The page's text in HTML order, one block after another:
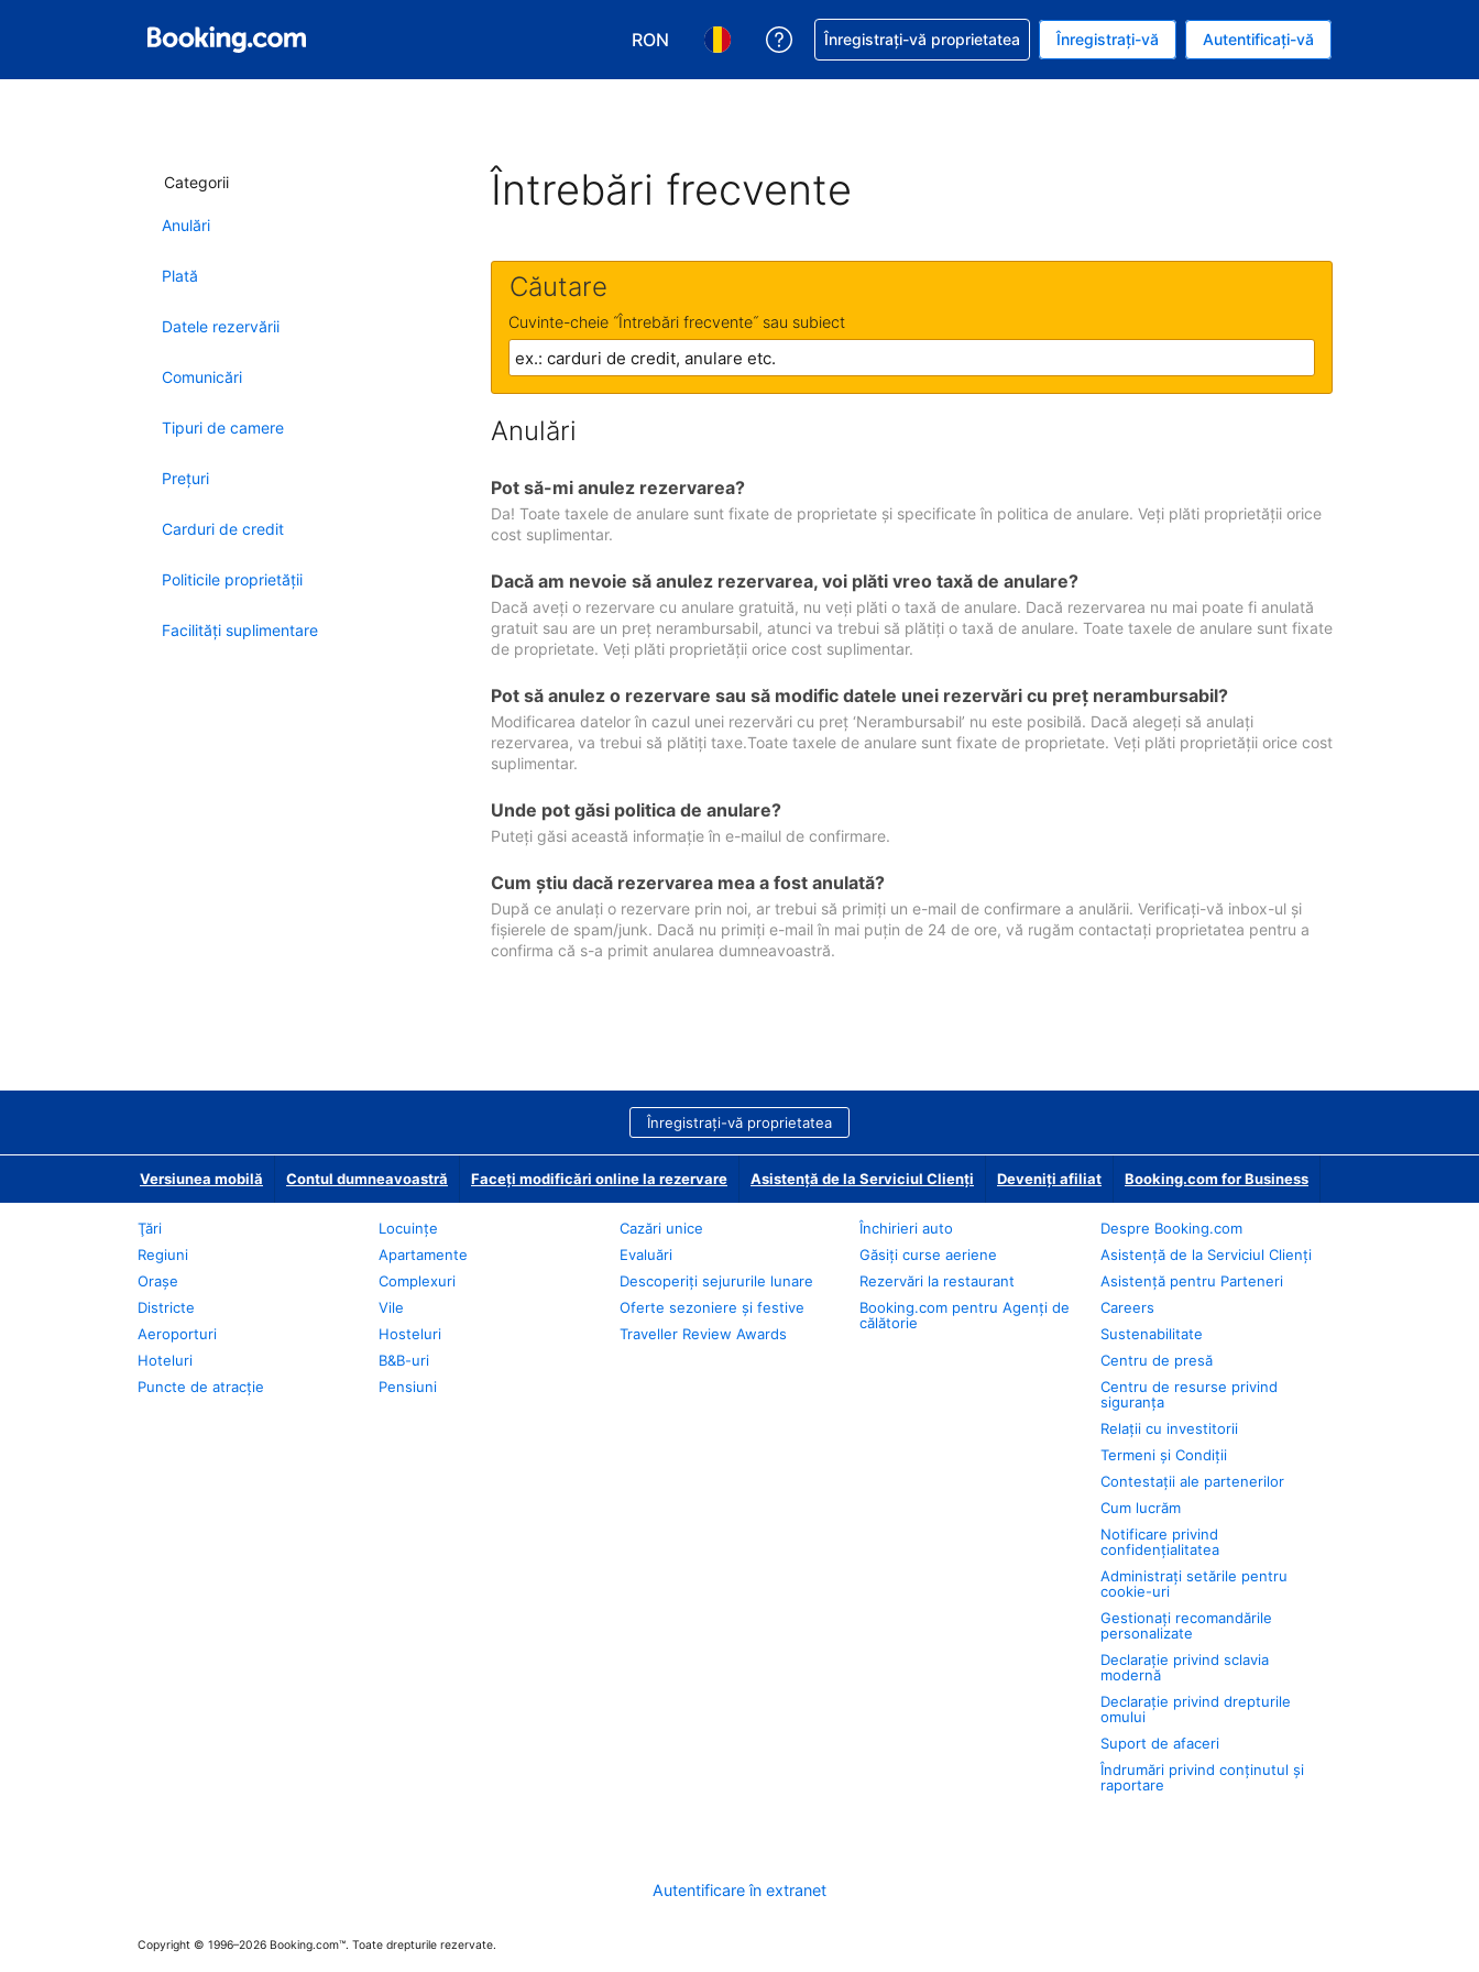
RON
Alegeţi moneda. Moneda actuală este Leu nou românesc
Alegeți limba. Limba actuală este Română
Primiți asistență cu privire la rezervarea dvs.
Înregistrați-vă proprietatea Înregistrați-vă Autentificați-vă
Categorii
Anulări
Plată
Datele rezervării
Comunicări
Tipuri de camere
Preţuri
Carduri de credit
Politicile proprietății
Facilităţi suplimentare
Întrebări frecvente
Căutare
Cuvinte-cheie ˝Întrebări frecvente˝ sau subiect
Anulări
Pot să-mi anulez rezervarea?
Da! Toate taxele de anulare sunt fixate de proprietate și specificate în politica de anulare. Veți plăti proprietății orice
cost suplimentar.
Dacă am nevoie să anulez rezervarea, voi plăti vreo taxă de anulare?
Dacă aveți o rezervare cu anulare gratuită, nu veți plăti o taxă de anulare. Dacă rezervarea nu mai poate fi anulată
gratuit sau are un preț nerambursabil, atunci va trebui să plătiți o taxă de anulare. Toate taxele de anulare sunt fixate
de proprietate. Veți plăti proprietății orice cost suplimentar.
Pot să anulez o rezervare sau să modific datele unei rezervări cu preţ nerambursabil?
Modificarea datelor în cazul unei rezervări cu preț ‘Nerambursabil’ nu este posibilă. Dacă alegeți să anulați
rezervarea, va trebui să plătiți taxe.Toate taxele de anulare sunt fixate de proprietate. Veți plăti proprietății orice cost
suplimentar.
Unde pot găsi politica de anulare?
Puteți găsi această informație în e-mailul de confirmare.
Cum ştiu dacă rezervarea mea a fost anulată?
După ce anulați o rezervare prin noi, ar trebui să primiți un e-mail de confirmare a anulării. Verificați-vă inbox-ul și
fișierele de spam/junk. Dacă nu primiți e-mail în mai puțin de 24 de ore, vă rugăm contactați proprietatea pentru a
confirma că s-a primit anularea dumneavoastră.
Înregistrați-vă proprietatea
Versiunea mobilă Contul dumneavoastră Faceți modificări online la rezervare Asistență de la Serviciul Clienți Deveniţi afiliat Booking.com for Business
Ţări
Regiuni
Oraşe
Districte
Aeroporturi
Hoteluri
Puncte de atracţie
Locuințe
Apartamente
Complexuri
Vile
Hosteluri
B&B-uri
Pensiuni
Cazări unice
Evaluări
Descoperiți sejururile lunare
Oferte sezoniere și festive
Traveller Review Awards
Închirieri auto
Găsiți curse aeriene
Rezervări la restaurant
Booking.com pentru Agenți de
călătorie
Despre Booking.com
Asistență de la Serviciul Clienți
Asistență pentru Parteneri
Careers
Sustenabilitate
Centru de presă
Centru de resurse privind
siguranța
Relații cu investitorii
Termeni și Condiții
Contestații ale partenerilor
Cum lucrăm
Notificare privind
confidențialitatea
Administrați setările pentru
cookie-uri
Gestionați recomandările
personalizate
Declarație privind sclavia
modernă
Declarație privind drepturile
omului
Suport de afaceri
Îndrumări privind conținutul și
raportare
Autentificare în extranet
Copyright © 1996–2026 Booking.com™. Toate drepturile rezervate.